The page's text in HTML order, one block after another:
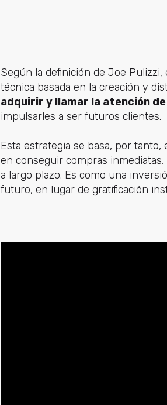
Según la definición de Joe Pulizzi,
técnica basada en la creación y
adquirir y llamar la atención
impulsarles a ser futuros clientes.
Esta estrategia se basa, por tanto,
en conseguir compras
a largo plazo. Es como una
futuro, en lugar de gratificación